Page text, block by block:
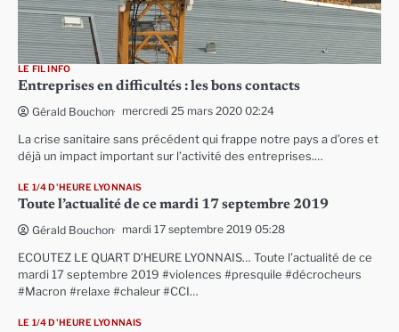
LE FIL INFO
Entreprises en difficultés : les bons contacts
Gérald Bouchon mercredi 25 mars 2020 02:24
La crise sanitaire sans précédent qui frappe notre pays a d’ores et
déjà un impact important sur l’activité des entreprises.…
LE 1/4 D'HEURE LYONNAIS
Toute l’actualité de ce mardi 17 septembre 2019
Gérald Bouchon mardi 17 septembre 2019 05:28
ECOUTEZ LE QUART D’HEURE LYONNAIS… Toute l’actualité de ce
mardi 17 septembre 2019 #violences #presquile #décrocheurs
#Macron #relaxe #chaleur #CCI…
LE 1/4 D'HEURE LYONNAIS